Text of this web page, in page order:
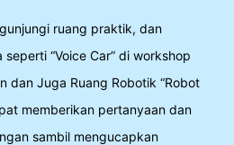
ruang praktik, dan
“Voice Car” di workshop
dan Juga Ruang Robotik “Robot
memberikan pertanyaan dan
sambil mengucapkan